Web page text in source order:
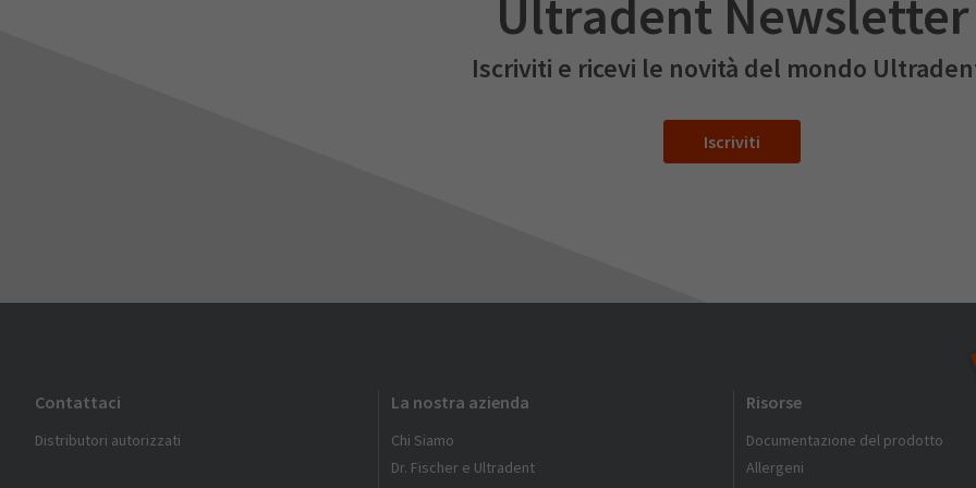
Ultradent Newsletter
Iscriviti e ricevi le novità del mondo
Iscriviti
Contattaci
Distributori autorizzati
La nostra azienda
Chi Siamo
Dr. Fischer e Ultradent
Risorse
Documentazione del prodotto
Allergeni